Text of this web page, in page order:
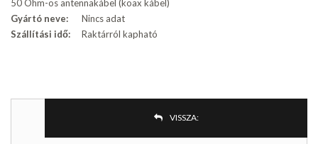
50 Ohm-os antennakábel (koax kábel)
Gyártó neve:
Nincs adat
Szállítási idő:
Raktárról kapható
VISSZA: